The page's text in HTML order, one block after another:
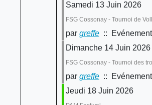
Samedi 13 Juin 2026
FSG Cossonay - Tournoi de
par greffe::
Dimanche 14 Juin 2026
FSG Cossonay - Tournoi des
par greffe::
Jeudi 18 Juin 2026